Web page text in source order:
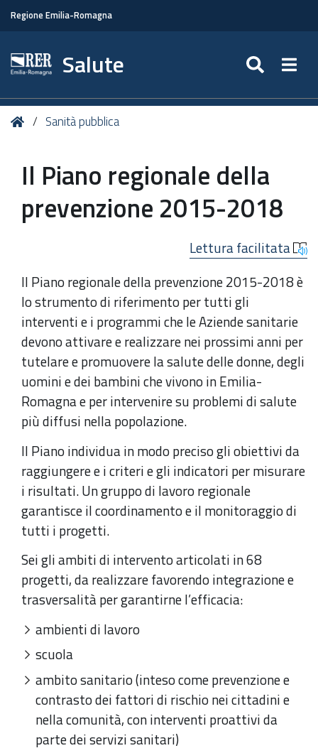
Regione Emilia-Romagna
Salute
Tu HomeSanità pubblica
Il Piano regionale della
prevenzione 2015-2018
Lettura facilitata
Il Piano regionale della prevenzione 2015-2018 è
lo strumento di riferimento per tutti gli
interventi e i programmi che le Aziende sanitarie
devono attivare e realizzare nei prossimi anni per
tutelare e promuovere la salute delle donne, degli
uomini e dei bambini che vivono in Emilia-
Romagna e per intervenire su problemi di salute
più diffusi nella popolazione.
Il Piano individua in modo preciso gli obiettivi da
raggiungere e i criteri e gli indicatori per misurare
i risultati. Un gruppo di lavoro regionale
garantisce il coordinamento e il monitoraggio di
tutti i progetti.
Sei gli ambiti di intervento articolati in 68
progetti, da realizzare favorendo integrazione e
trasversalità per garantirne l’efficacia:
ambienti di lavoro
scuola
ambito sanitario (inteso come prevenzione e
contrasto dei fattori di rischio nei cittadini e
nella comunità, con interventi proattivi da
parte dei servizi sanitari)